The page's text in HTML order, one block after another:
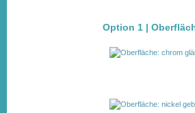
Option 1 |